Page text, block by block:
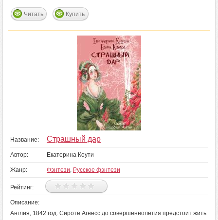
Читать Купить
Название: Страшный дар
Автор: Екатерина Коути
Жанр: Фэнтези, Русское фэнтези
Рейтинг:
Описание:
Англия, 1842 год. Сироте Агнесс до совершеннолетия предстоит жить